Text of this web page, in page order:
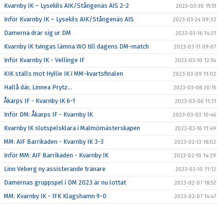
Kvarnby IK – Lysekils AIK/Stångenäs AIS 2-2 2023-03-30 15:51
Inför Kvarnby IK – Lysekils AIK/Stångenäs AIS 2023-03-24 09:33
Damerna drar sig ur DM 2023-03-16 14:31
Kvarnby IK tvingas lämna WO till dagens DM-match 2023-03-11 09:07
Inför Kvarnby IK - Vellinge IF 2023-03-10 12:54
KIK ställs mot Hyllie IK i MM-kvartsfinalen 2023-03-09 11:02
Hallå där, Linnea Prytz... 2023-03-08 20:15
Åkarps IF - Kvarnby IK 6-1 2023-03-06 11:11
Inför DM: Åkarps IF - Kvarnby IK 2023-03-03 10:46
Kvarnby IK slutspelsklara i Malmömästerskapen 2023-02-16 11:49
MM: AIF Barrikaden - Kvarnby IK 3-3 2023-02-13 18:02
Inför MM: AIF Barrikaden - Kvarnby IK 2023-02-10 14:29
Linn Veberg ny assisterande tränare 2023-02-10 11:12
Damernas gruppspel i DM 2023 är nu lottat 2023-02-07 18:52
MM: Kvarnby IK - IFK Klagshamn 9-0 2023-02-07 14:47